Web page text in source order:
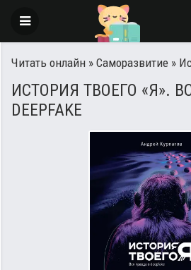
Читать онлайн » Саморазвитие »
ИСТОРИЯ ТВОЕГО «Я».
DEEPFAKE